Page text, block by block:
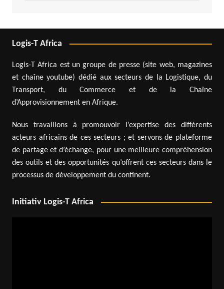
Logis-T Africa
Logis-T Africa est un groupe de presse (site web, magazines
et chaîne youtube) dédié aux secteurs de la Logistique, du
Transport, du Commerce et de la Chaîne
d’Approvisionnement en Afrique.
Nous travaillons à promouvoir l’expertise des différents
acteurs africains de ces secteurs ; et servons de plateforme
de partage et d’échange, pour une meilleure compréhension
des outils et des opportunités qu’offrent ces secteurs dans le
processus de développement du continent.
Initiativ Logis-T Africa